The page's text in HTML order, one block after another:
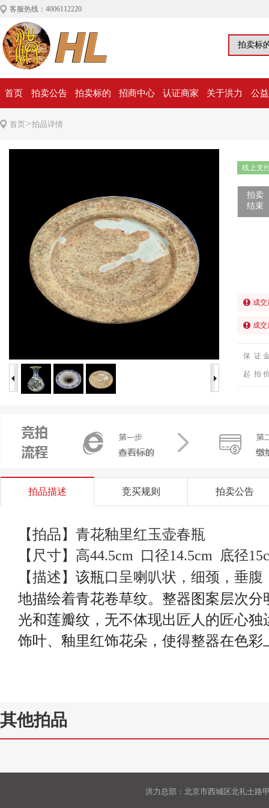
客服热线：4006112220
首页 拍卖公告 拍卖标的 招商中心 认证商家 关于洪力 公
首页>拍品详情
线上支
拍卖
结束
成
成
保 证
起 拍
拍品描述 竞买规则 拍卖公告
【拍品】青花釉里红玉壶春瓶
【尺寸】高44.5cm 口径14.5cm 底径
【描述】 该瓶口呈喇叭状，细颈，垂腹
地描绘着青花卷草纹。整器图案层次
光和莲瓣纹，无不体现出匠人的匠心
饰叶、釉里红饰花朵，使得整器在色彩
其他拍品
洪力总部：北京市西城区北礼士路